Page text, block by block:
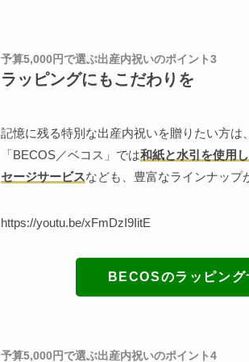
予算5,000円で選ぶ出産内祝いのポイント3
ラッピングにもこだわりを
記憶に残る特別な出産内祝いを贈りたい方は
「BECOS／ベコス」では和紙と水引を使用
セージサービスなども、豊富なラインナップ
https://youtu.be/xFmDzI9IitE
BECOSのラッピン
予算5,000円で選ぶ出産内祝いのポイント4